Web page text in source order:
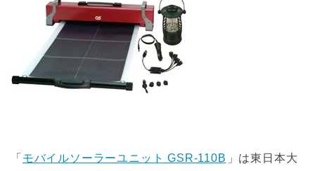
「 モバイルソーラーユニット GSR-110B 」は東日本大